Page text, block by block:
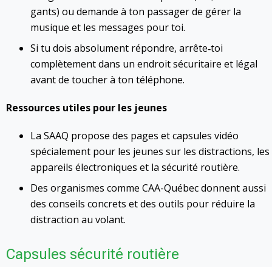
gants) ou demande à ton passager de gérer la
musique et les messages pour toi.
Si tu dois absolument répondre, arrête‑toi
complètement dans un endroit sécuritaire et légal
avant de toucher à ton téléphone.
Ressources utiles pour les jeunes
La SAAQ propose des pages et capsules vidéo
spécialement pour les jeunes sur les distractions, les
appareils électroniques et la sécurité routière.
Des organismes comme CAA-Québec donnent aussi
des conseils concrets et des outils pour réduire la
distraction au volant.
Capsules sécurité routière